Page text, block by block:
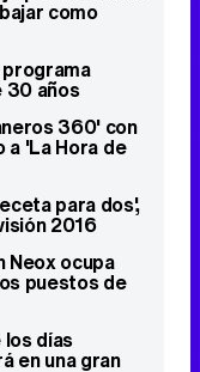
castiguen la
del eclipse
para personas
discreto en
no hay más
pero rechaza
como
30 años